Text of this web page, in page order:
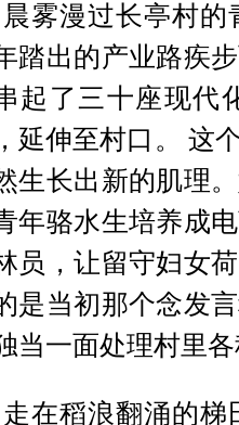
晨雾漫过长亭村
踏出的产业路疾
起了三十座现代
延伸至村口。 这
生长出新的肌理
年骆水生培养成
员，让留守妇女
是当初那个念发
当一面处理村里
走在稻浪翻涌的